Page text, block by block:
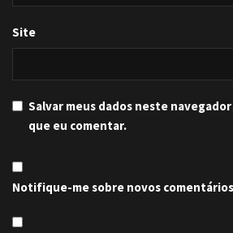
Site
Salvar meus dados neste
que eu comentar.
Notifique-me sobre novos